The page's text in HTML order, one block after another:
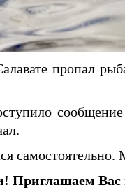
пропал
самостоятельно.
Приглашаем